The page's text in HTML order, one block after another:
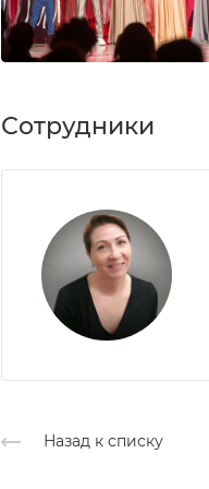
Сотрудники
Назад к списку